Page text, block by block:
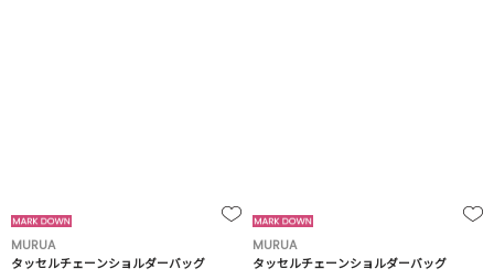
MURUA
タッセルチェーンショルダーバッグ
MURUA
タッセルチェーンショルダーバッグ